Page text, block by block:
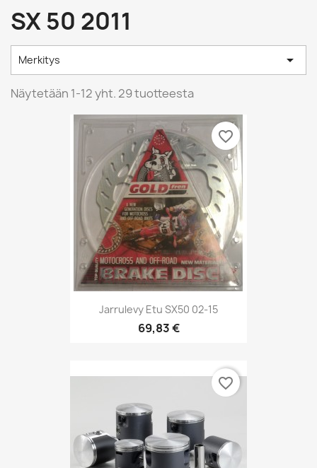
SX 50 2011
Merkitys 
Näytetään 1-12 yht. 29 tuotteesta
Jarrulevy Etu SX50 02-15
69,83 €
favorite_border
favorite_border